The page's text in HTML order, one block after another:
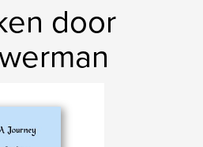
door